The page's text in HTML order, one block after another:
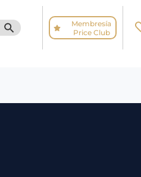
SEARCH BUTTON
Membresía
Price Club